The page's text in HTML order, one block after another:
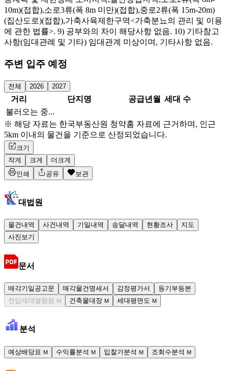
10m)(접합),소로3류(폭 8m 미만)(접합),중로2류(폭 15m-20m)
(집산도로)(접합),가축사육제한구역<가축분뇨의 관리 및 이용
에 관한 법률>. 9) 공부와의 차이 해당사항 없음. 10) 기타참고
사항(임대관례 및 기타) 임대관계 미상이며, 기타사항 없음.
주변 입주 예정
전체 2026 2027
거리 단지명 공급년월 세대 수
불러오는 중...
※ 해당 자료는 한국부동산원 청약홈 자료에 근거하며, 인근
5km 이내의 물건을 기준으로 산정되었습니다.
크기
작게
크게
더크게
인쇄
공유 보관
대법원
물건내역 사건내역 기일내역 송달내역 현황조사
지도
사진보기
문서
매각기일공고문 매각물건명세서 감정평가서
등기부등본
전입세대열람원
M 건축물대장 M 세대평면도 M
분석
예상배당표 M 수익률분석 M 입찰가분석 M 조회수분석 M